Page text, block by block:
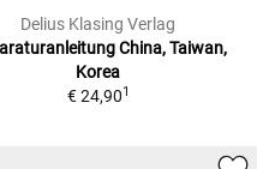
Delius Klasing Verlag
China, Taiwan,
Korea
€ 24,901